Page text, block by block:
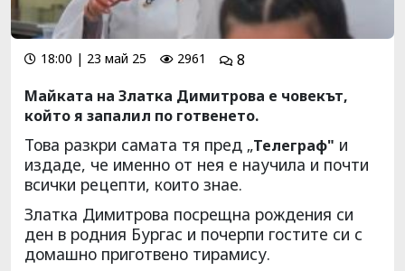
18:00 | 23 май 25 2961
8
Майката на Златка Димитрова е човекът,
който я запалил по готвенето.
Това разкри самата тя пред „Телеграф" и
издаде, че именно от нея е научила и почти
всички рецепти, които знае.
Златка Димитрова посрещна рождения си
ден в родния Бургас и почерпи гостите си с
домашно приготвено тирамису.